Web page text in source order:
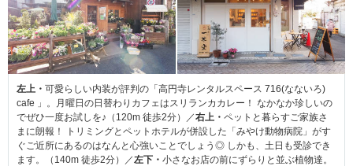
左上・ 可愛らしい内装が評判の「高円寺レンタルスペース 716(なないろ)
cafe 」。月曜日の日替わりカフェはスリランカカレー！ なかなか珍しいの
でぜひ一度お試しを♪（120m 徒歩2分）／右上・ ペットと暮らすご家族さ
まに朗報！ トリミングとペットホテルが併設した「みやけ動物病院」がす
ぐご近所にあるのはなんと心強いことでしょう◎ しかも、土日も受診でき
ます。（140m 徒歩2分）／左下・ 小さなお店の前にずらりと並ぶ植物達。